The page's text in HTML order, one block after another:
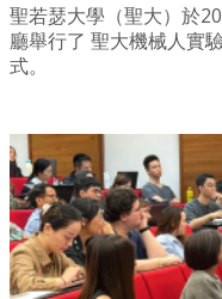
聖若瑟大學（聖大）於
廳舉行了 聖大機械人實
式。